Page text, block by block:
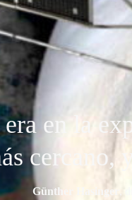
en la
cercano,
Günther Hasinger ,